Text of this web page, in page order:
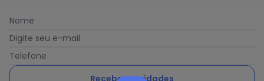
Nome
Digite seu e-mail
Telefone
Receber novidades